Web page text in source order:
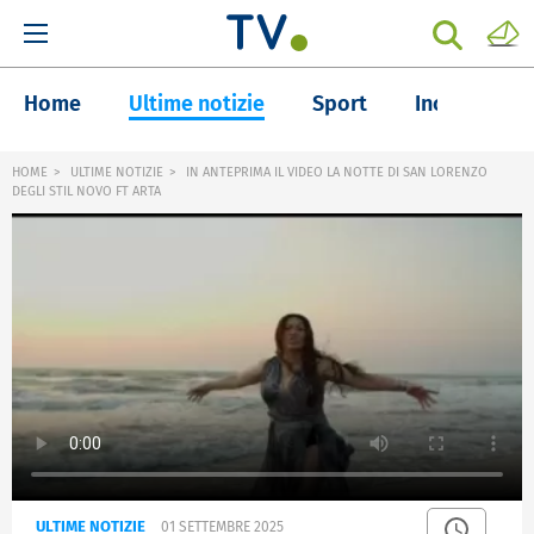
Home Ultime notizie Sport Inchieste
HOME ULTIME NOTIZIE
IN ANTEPRIMA IL VIDEO LA NOTTE DI SAN LORENZO
DEGLI STIL NOVO FT ARTA
ULTIME NOTIZIE 01 SETTEMBRE 2025